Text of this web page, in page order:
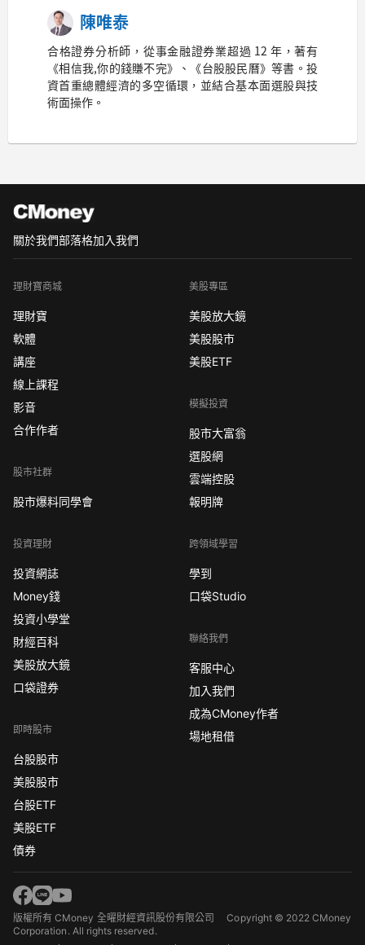
陳唯泰
合格證券分析師，從事金融證券業超過 12 年，著有
《相信我,你的錢賺不完》、《台股股民曆》等書。投
資首重總體經濟的多空循環，並結合基本面選股與技
術面操作。
關於我們部落格加入我們
理財寶商城
理財寶
軟體
講座
線上課程
影音
合作作者
股市社群
股市爆料同學會
投資理財
投資網誌
Money錢
投資小學堂
財經百科
美股放大鏡
口袋證券
即時股市
台股股市
美股股市
台股ETF
美股ETF
債券
美股專區
美股放大鏡
美股股市
美股ETF
模擬投資
股市大富翁
選股網
雲端控股
報明牌
跨領域學習
學到
口袋Studio
聯絡我們
客服中心
加入我們
成為CMoney作者
場地租借
版權所有 CMoney 全曜財經資訊股份有限公司Copyright © 2022 CMoney
Corporation. All rights reserved.